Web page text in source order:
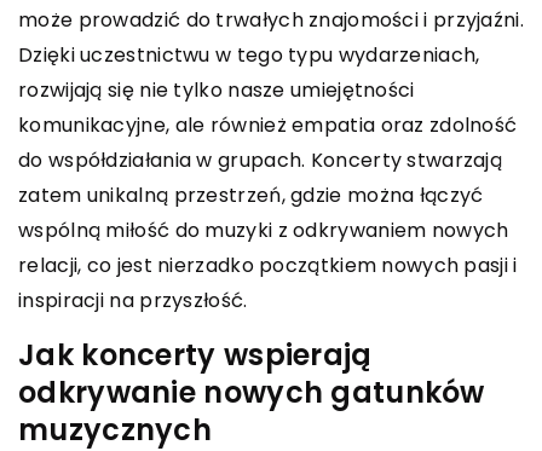
może prowadzić do trwałych znajomości i przyjaźni.
Dzięki uczestnictwu w tego typu wydarzeniach,
rozwijają się nie tylko nasze umiejętności
komunikacyjne, ale również empatia oraz zdolność
do współdziałania w grupach. Koncerty stwarzają
zatem unikalną przestrzeń, gdzie można łączyć
wspólną miłość do muzyki z odkrywaniem nowych
relacji, co jest nierzadko początkiem nowych pasji i
inspiracji na przyszłość.
Jak koncerty wspierają
odkrywanie nowych gatunków
muzycznych